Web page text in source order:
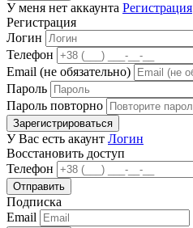
У меня нет аккаунта Регистрация
Регистрация
Логин
Телефон
Email (не обязательно)
Пароль
Пароль повторно
Зарегистрироваться
У Вас есть акаунт Логин
Восстановить доступ
Телефон
Отправить
Подписка
Email